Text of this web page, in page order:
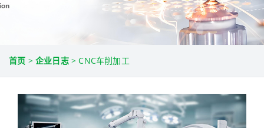
首页 >企业日志>CNC车削加工